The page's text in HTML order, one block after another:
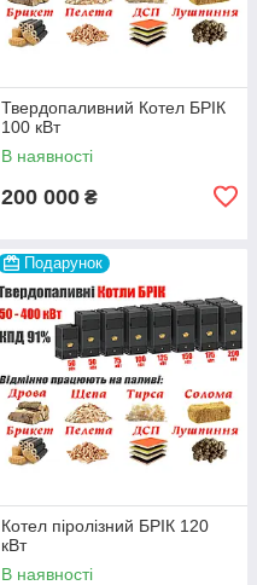
Твердопаливний Котел БРІК
100 кВт
В наявності
200 000 ₴
Подарунок
Котел піролізний БРІК 120
кВт
В наявності